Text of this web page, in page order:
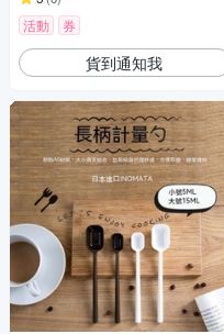
活動 券
貨到通知我